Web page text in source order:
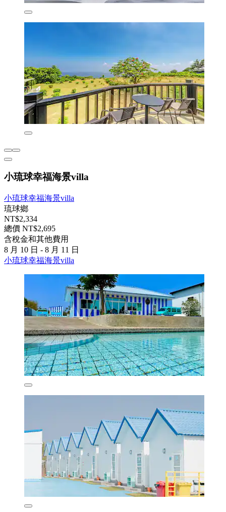
小琉球幸福海景villa
小琉球幸福海景villa
琉球鄉
NT$2,334
總價 NT$2,695
含稅金和其他費用
8 月 10 日 - 8 月 11 日
小琉球幸福海景villa